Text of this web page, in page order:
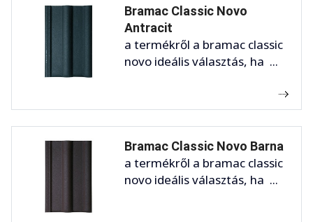
Bramac Classic Novo
Antracit
a termékről a bramac classic
novo ideális választás, ha ...
Bramac Classic Novo Barna
a termékről a bramac classic
novo ideális választás, ha ...